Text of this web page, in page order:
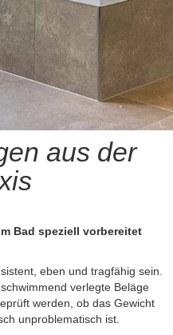
aus der
Bad speziell vorbereitet
eben und tragfähig sein.
verlegte Beläge
werden, ob das Gewicht
unproblematisch ist.